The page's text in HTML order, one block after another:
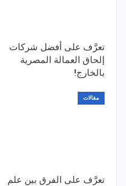
تعرَّف على أفضل شركات
إلحاق العمالة المصرية
بالخارج!
مقالات
تعرَّف على الفرق بين علم